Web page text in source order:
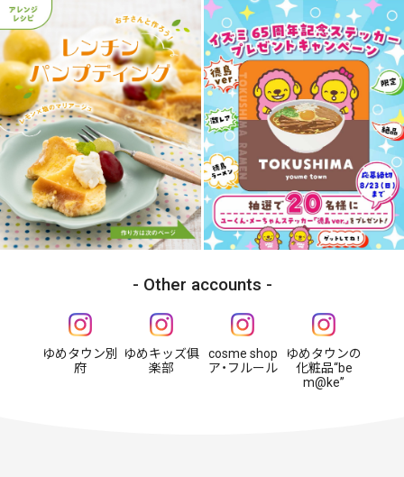
Other accounts
ゆめタウン別
府
ゆめキッズ俱
楽部
cosme shop
ア・フルール
ゆめタウンの
化粧品“be
m@ke”